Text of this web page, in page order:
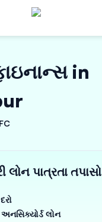
in
લોન પાત્રતા તપાસો
અનસિક્યોર્ડ લોન